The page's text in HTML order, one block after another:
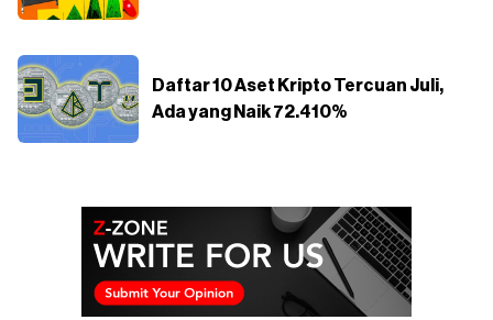
Daftar 10 Aset Kripto Tercuan Juli,
Ada yang Naik 72.410%